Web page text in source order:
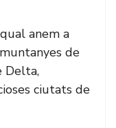
anem a
de
Delta,
ciutats de